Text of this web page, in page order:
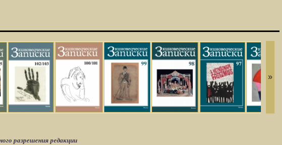
»
разрешения редакции